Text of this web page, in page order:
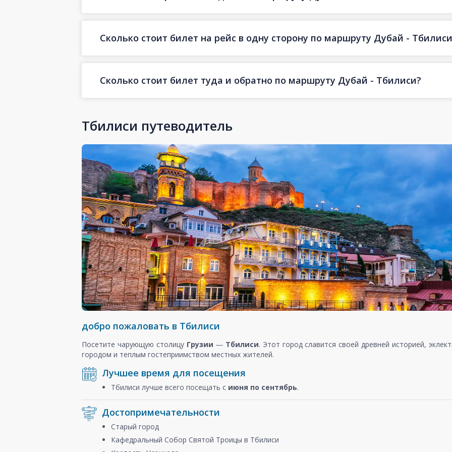
Сколько стоит билет на рейс в одну сторону по маршруту Дубай -
Сколько стоит билет туда и обратно по маршруту Дубай - Тбилиси?
Тбилиси путеводитель
добро пожаловать в Тбилиси
Посетите чарующую столицу Грузии ― Тбилиси. Этот город славится своей древней историей,
городом и теплым гостеприимством местных жителей.
Лучшее время для посещения
Тбилиси лучше всего посещать с июня по сентябрь.
Достопримечательности
Старый город
Кафедральный Собор Святой Троицы в Тбилиси